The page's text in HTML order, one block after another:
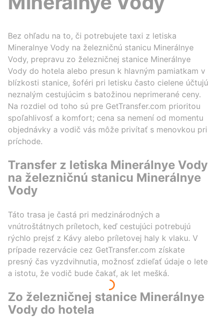
Bez ohľadu na to, či potrebujete taxi z letiska
Mineralnye Vody na železničnú stanicu Minerálnye
Vody, prepravu zo železničnej stanice Minerálnye
Vody do hotela alebo presun k hlavným pamiatkam v
blízkosti stanice, šoféri pri letisku často cielene účtujú
neznalým cestujúcim s batožinou neprimerané ceny.
Na rozdiel od toho sú pre GetTransfer.com prioritou
spoľahlivosť a komfort; cena sa nemení od momentu
objednávky a vodič vás môže privítať s menovkou pri
príchode.
Transfer z letiska Minerálnye Vody
na železničnú stanicu Minerálnye
Vody
Táto trasa je častá pri medzinárodných a
vnútroštátnych príletoch, keď cestujúci potrebujú
rýchlo prejsť z Kávy alebo príletovej haly k vlaku. V
prípade rezervácie cez GetTransfer.com získate
presný čas vyzdvihnutia, možnosť zdieľať údaje o lete
a istotu, že vodič bude čakať, ak let mešká.
Zo železničnej stanice Minerálnye
Vody do hotela